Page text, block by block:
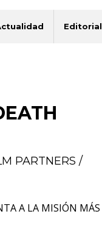
Editorial
PARTNERS /
A LA MISIÓN MÁS